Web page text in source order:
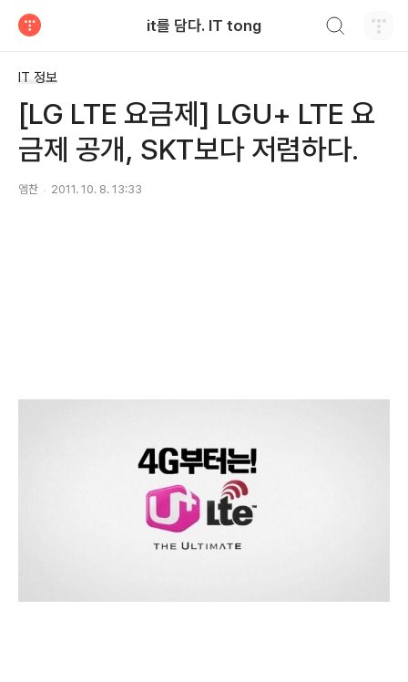
it를 담다. IT tong
IT 정보
[LG LTE 요금제] LGU+ LTE 요
금제 공개, SKT보다 저렴하다.
엠찬 2011. 10. 8. 13:33